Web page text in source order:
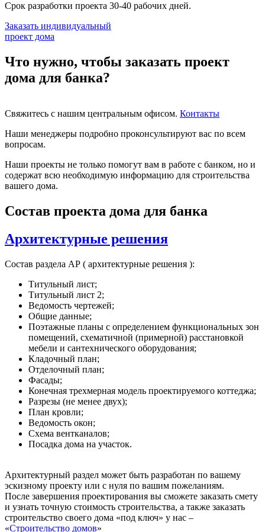
Срок разработки проекта 30-40 рабочих дней.
Заказать индивидуальный
проект дома
Что нужно, чтобы заказать проект
дома для банка?
Свяжитесь с нашим центральным офисом. Контакты
Наши менеджеры подробно проконсультируют вас по всем
вопросам.
Наши проекты не только помогут вам в работе с банком, но и
содержат всю необходимую информацию для строительства
вашего дома.
Состав проекта дома для банка
Архитектурные решения
Состав раздела АР ( архитектурные решения ):
Титульный лист;
Титульный лист 2;
Ведомость чертежей;
Общие данные;
Поэтажные планы с определением функциональных зон
помещений, схематичной (примерной) расстановкой
мебели и сантехнического оборудования;
Кладочный план;
Отделочный план;
Фасады;
Конечная трехмерная модель проектируемого коттеджа;
Разрезы (не менее двух);
План кровли;
Ведомость окон;
Схема вентканалов;
Посадка дома на участок.
Архитектурный раздел может быть разработан по вашему
эскизному проекту или с нуля по вашим пожеланиям.
После завершения проектирования вы сможете заказать смету
и узнать точную стоимость строительства, а также заказать
строительство своего дома «под ключ» у нас –
«Строительство домов»